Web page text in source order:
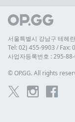
서울특별시 강남구 테헤
Tel: 02) 455-9903 / Fax:
사업자등록번호 : 295-
© OP.GG. All rights